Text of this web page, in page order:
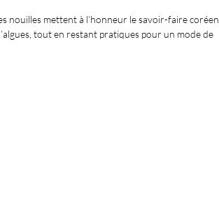
nouilles mettent à l’honneur le savoir-faire coréen
tout en restant pratiques pour un mode de